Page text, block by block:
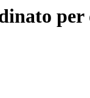
per